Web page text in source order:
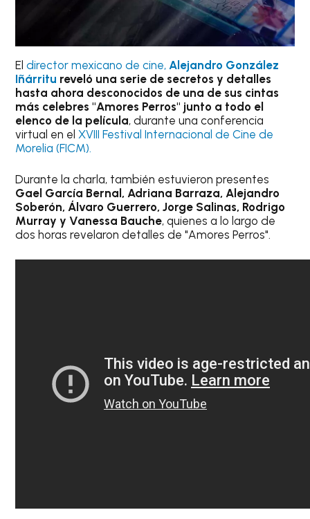
Eldirector mexicano de cine, Alejandro González
Iñárritu reveló una serie de secretos y detalles
hasta ahora desconocidos de una de sus cintas
más celebres "Amores Perros" junto a todo el
elenco de la película, durante una conferencia
virtual en elXVIII Festival Internacional de Cine de
Morelia (FICM).
Durante la charla, también estuvieron presentes
Gael García Bernal, Adriana Barraza, Alejandro
Soberón, Álvaro Guerrero, Jorge Salinas, Rodrigo
Murray y Vanessa Bauche, quienes a lo largo de
dos horas revelaron detalles de "Amores Perros".